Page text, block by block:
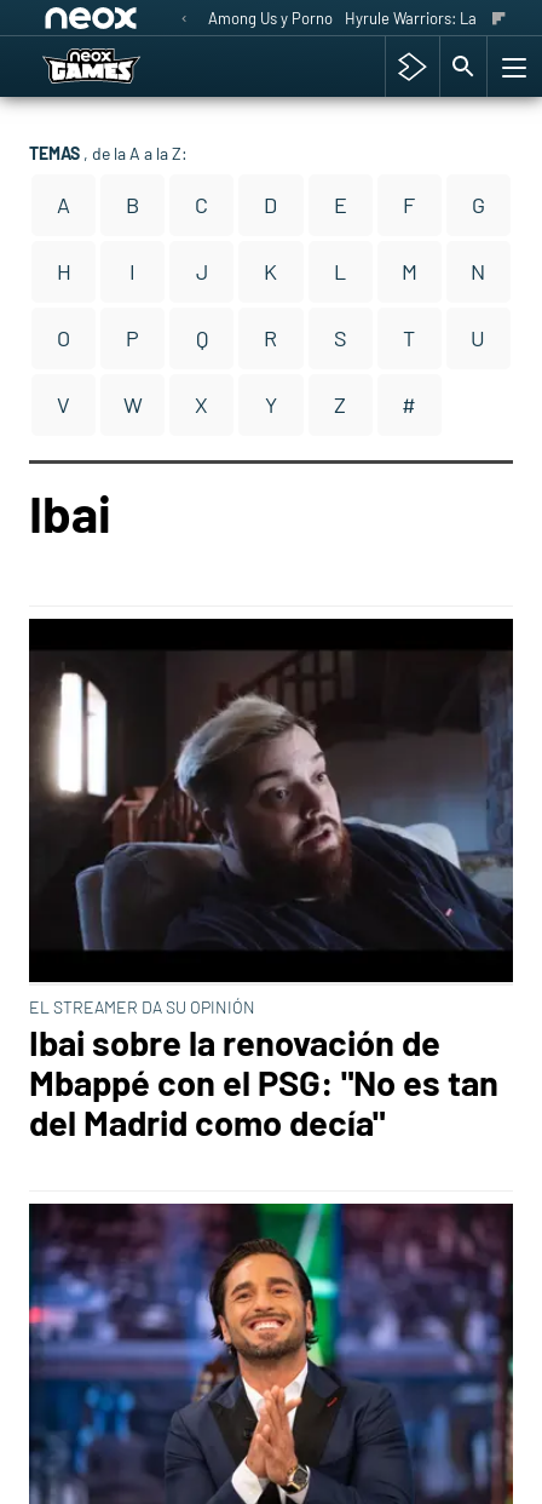
Among Us y Porno Hyrule Warriors: La Era del
TEMAS , de la A a la Z:
A B C D E F G
H I J K L M N
O P Q R S T U
V W X Y Z #
Ibai
EL STREAMER DA SU OPINIÓN
Ibai sobre la renovación de
Mbappé con el PSG: "No es tan
del Madrid como decía"